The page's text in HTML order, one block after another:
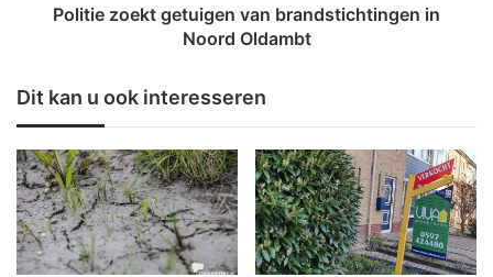
f
f
i
c
i
e
e
l
e
t
u
i
g
e
n
v
Politie zoekt getuigen van brandstichtingen in
Noord Oldambt
Dit kan u ook interesseren